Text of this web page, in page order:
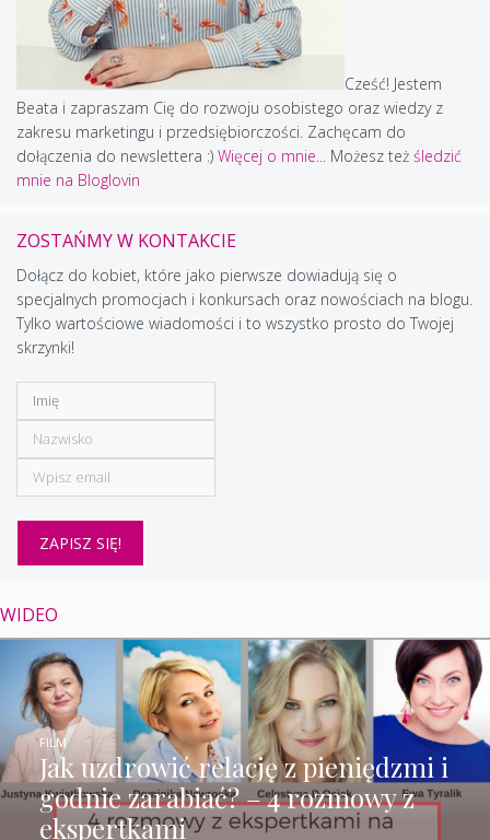
Cześć! Jestem
Beata i zapraszam Cię do rozwoju osobistego oraz wiedzy z
zakresu marketingu i przedsiębiorczości. Zachęcam do
dołączenia do newslettera :) Więcej o mnie... Możesz też śledzić
mnie na Bloglovin
ZOSTAŃMY W KONTAKCIE
Dołącz do kobiet, które jako pierwsze dowiadują się o
specjalnych promocjach i konkursach oraz nowościach na blogu.
Tylko wartościowe wiadomości i to wszystko prosto do Twojej
skrzynki!
WIDEO
Jak uzdrowić relację z pieniędzmi i
godnie zarabiać? – 4 rozmowy z
ekspertkami
FILM